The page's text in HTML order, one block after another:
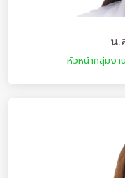
น.
หัวหน้ากลุ่มงา